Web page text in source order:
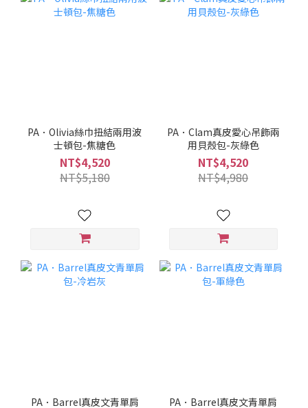
PA．Olivia絲巾扭結兩用波
士頓包-焦糖色
NT$4,520
NT$5,180
PA．Clam真皮愛心吊飾兩
用貝殼包-灰綠色
NT$4,520
NT$4,980
PA．Barrel真皮文青單肩
PA．Barrel真皮文青單肩